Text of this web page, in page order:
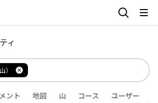
ィ
）
ント 地図 山 コース ユーザー